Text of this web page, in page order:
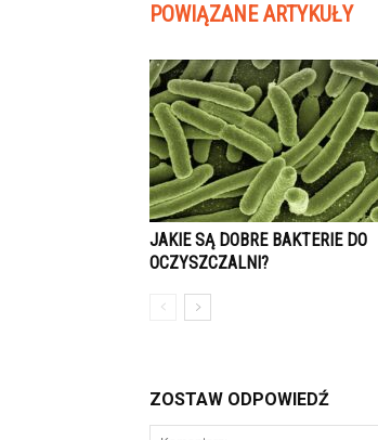
POWIĄZANE ARTYKUŁY
JAKIE SĄ DOBRE BAKTERIE DO
OCZYSZCZALNI?
ZOSTAW ODPOWIEDŹ